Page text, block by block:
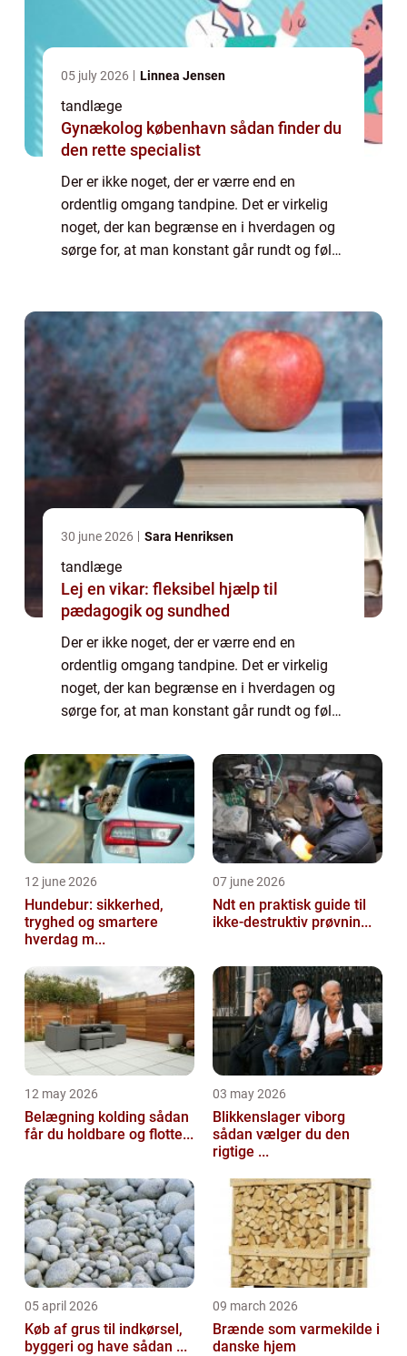
05 july 2026 Linnea Jensen
tandlæge
Gynækolog københavn sådan finder du
den rette specialist
Der er ikke noget, der er værre end en
ordentlig omgang tandpine. Det er virkelig
noget, der kan begrænse en i hverdagen og
sørge for, at man konstant går rundt og føler
hoved....
30 june 2026 Sara Henriksen
tandlæge
Lej en vikar: fleksibel hjælp til
pædagogik og sundhed
Der er ikke noget, der er værre end en
ordentlig omgang tandpine. Det er virkelig
noget, der kan begrænse en i hverdagen og
sørge for, at man konstant går rundt og føler
generelle smerter, som fylder hele ens
hoved....
12 june 2026
Hundebur: sikkerhed,
tryghed og smartere
hverdag m...
07 june 2026
Ndt en praktisk guide til
ikke-destruktiv prøvnin...
12 may 2026
Belægning kolding sådan
får du holdbare og flotte...
03 may 2026
Blikkenslager viborg
sådan vælger du den
rigtige ...
05 april 2026
Køb af grus til indkørsel,
byggeri og have sådan ...
09 march 2026
Brænde som varmekilde i
danske hjem